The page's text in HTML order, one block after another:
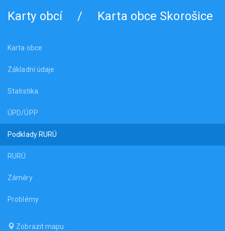
Karty obcí / Karta obce Skorošice
Karta obce
Základní údaje
Statistika
ÚPD/ÚPP
Podklady RURÚ
RURÚ
Záměry
Problémy
Zobrazit mapu